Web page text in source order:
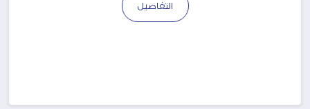
التفاصيل